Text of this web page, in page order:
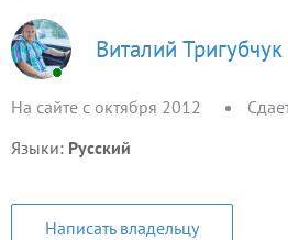
Виталий
На сайте с октября 2012
Языки: Русский
Написать владельцу